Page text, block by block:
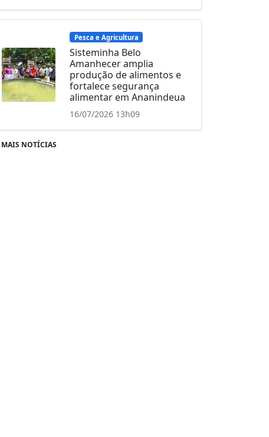
Pesca e Agricultura
Sisteminha Belo
Amanhecer amplia
produção de alimentos e
fortalece segurança
alimentar em Ananindeua
16/07/2026 13h09
MAIS NOTÍCIAS